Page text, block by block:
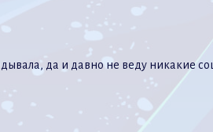
да и давно не веду никакие